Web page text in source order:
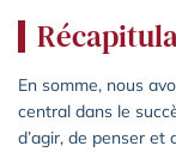
En somme, nous
central dans le
d’agir, de penser et